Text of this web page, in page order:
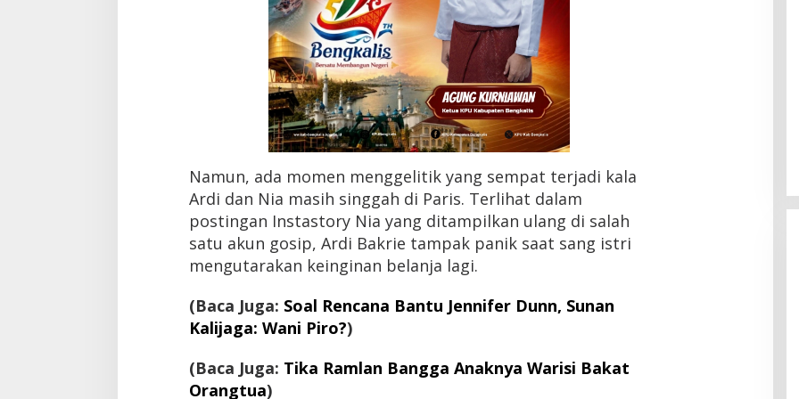
e
l
a
n
a
L
g
i
Namun, ada momen menggelitik yang sempat terjadi kala
Ardi dan Nia masih singgah di Paris. Terlihat dalam
postingan Instastory Nia yang ditampilkan ulang di salah
satu akun gosip, Ardi Bakrie tampak panik saat sang istri
mengutarakan keinginan belanja lagi.
(Baca Juga: Soal Rencana Bantu Jennifer Dunn, Sunan
Kalijaga: Wani Piro?)
(Baca Juga: Tika Ramlan Bangga Anaknya Warisi Bakat
Orangtua)
Rumah Sakit yang Mandul
Di Headline, Pelalawan, Politik, Riau